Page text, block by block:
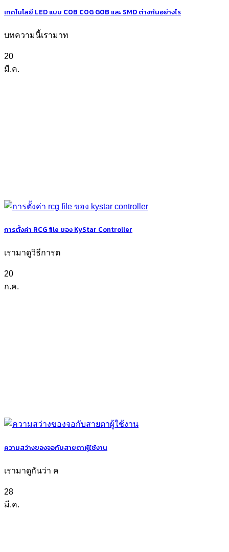
เทคโนโลยี LED แบบ COB COG GOB และ SMD ต่างกันอย่างไร
บทความนี้เรามาท
20
มี.ค.
การตั้งค่า RCG file ของ KyStar Controller
เรามาดูวิธีการต
20
ก.ค.
ความสว่างของจอกับสายตาผู้ใช้งาน
เรามาดูกันว่า ค
28
มี.ค.